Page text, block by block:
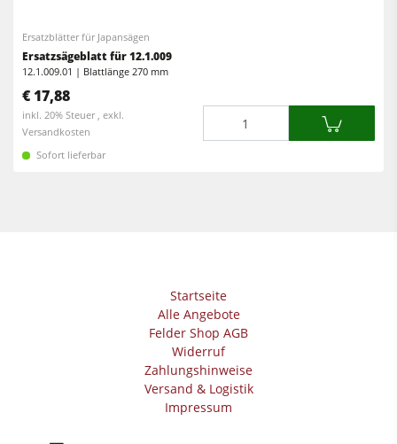
Ersatzblätter für Japansägen
Ersatzsägeblatt für 12.1.009
12.1.009.01 | Blattlänge 270 mm
€ 17,88
inkl. 20% Steuer , exkl.
Versandkosten
Sofort lieferbar
Startseite
Alle Angebote
Felder Shop AGB
Widerruf
Zahlungshinweise
Versand & Logistik
Impressum